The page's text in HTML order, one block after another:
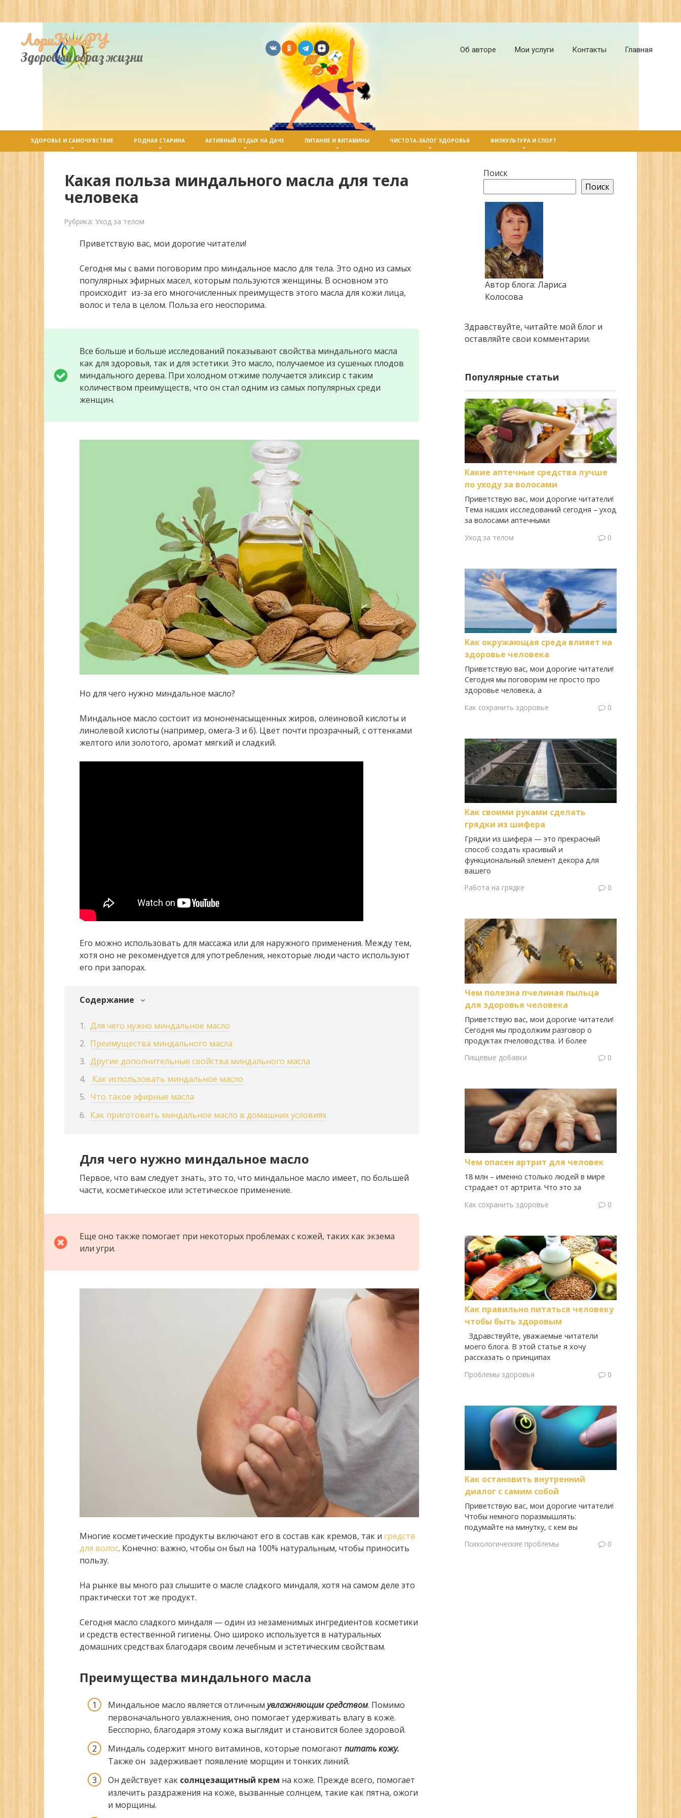
контентуЛориКел.РУ
Здоровый образ жизни Об авторе Мои услуги Контакты Главная
ЗДОРОВЬЕ И САМОЧУВСТВИЕ РОДНАЯ СТАРИНА АКТИВНЫЙ ОТДЫХ НА ДАЧЕ ПИТАНИЕ И ВИТАМИНЫ ЧИСТОТА-ЗАЛОГ ЗДОРОВЬЯ ФИЗКУЛЬТУРА И СПОРТ
Какая польза миндального масла для тела
человека
Рубрика: Уход за телом
Приветствую вас, мои дорогие читатели!
Сегодня мы с вами поговорим про миндальное масло для тела. Это одно из самых
популярных эфирных масел, которым пользуются женщины. В основном это
происходит из-за его многочисленных преимуществ этого масла для кожи лица,
волос и тела в целом. Польза его неоспорима.
Все больше и больше исследований показывают свойства миндального масла
как для здоровья, так и для эстетики. Это масло, получаемое из сушеных плодов
миндального дерева. При холодном отжиме получается эликсир с таким
количеством преимуществ, что он стал одним из самых популярных среди
женщин.
Но для чего нужно миндальное масло?
Миндальное масло состоит из мононенасыщенных жиров, олеиновой кислоты и
линолевой кислоты (например, омега-3 и 6). Цвет почти прозрачный, с оттенками
желтого или золотого, аромат мягкий и сладкий.
Его можно использовать для массажа или для наружного применения. Между тем,
хотя оно не рекомендуется для употребления, некоторые люди часто используют
его при запорах.
Содержание
Для чего нужно миндальное масло
Преимущества миндального масла
Другие дополнительные свойства миндального масла
Как использовать миндальное масло
Что такое эфирные масла
Как приготовить миндальное масло в домашних условиях
Для чего нужно миндальное масло
Первое, что вам следует знать, это то, что миндальное масло имеет, по большей
части, косметическое или эстетическое применение.
Еще оно также помогает при некоторых проблемах с кожей, таких как экзема
или угри.
Многие косметические продукты включают его в состав как кремов, так и средств
для волос. Конечно: важно, чтобы он был на 100% натуральным, чтобы приносить
пользу.
На рынке вы много раз слышите о масле сладкого миндаля, хотя на самом деле это
практически тот же продукт.
Сегодня масло сладкого миндаля — один из незаменимых ингредиентов косметики
и средств естественной гигиены. Оно широко используется в натуральных
домашних средствах благодаря своим лечебным и эстетическим свойствам.
Преимущества миндального масла
Миндальное масло является отличным увлажняющим средством. Помимо
первоначального увлажнения, оно помогает удерживать влагу в коже.
Бесспорно, благодаря этому кожа выглядит и становится более здоровой.
Миндаль содержит много витаминов, которые помогают питать кожу.
Также он задерживает появление морщин и тонких линий.
Он действует как солнцезащитный крем на коже. Прежде всего, помогает
излечить раздражения на коже, вызванные солнцем, такие как пятна, ожоги
и морщины.
Поиск
Поиск
Автор блога: Лариса
Колосова
Здравствуйте, читайте мой блог и
оставляйте свои комментарии.
Популярные статьи
Какие аптечные средства лучше
по уходу за волосами
Приветствую вас, мои дорогие читатели!
Тема наших исследований сегодня – уход
за волосами аптечными
Уход за телом
0
Как окружающая среда влияет на
здоровье человека
Приветствую вас, мои дорогие читатели!
Сегодня мы поговорим не просто про
здоровье человека, а
Как сохранить здоровье
0
Как своими руками сделать
грядки из шифера
Грядки из шифера — это прекрасный
способ создать красивый и
функциональный элемент декора для
вашего
Работа на грядке
0
Чем полезна пчелиная пыльца
для здоровья человека
Приветствую вас, мои дорогие читатели!
Сегодня мы продолжим разговор о
продуктах пчеловодства. И более
Пищевые добавки
0
Чем опасен артрит для человек
18 млн – именно столько людей в мире
страдает от артрита. Что это за
Как сохранить здоровье
0
Как правильно питаться человеку
чтобы быть здоровым
Здравствуйте, уважаемые читатели
моего блога. В этой статье я хочу
рассказать о принципах
Проблемы здоровья
0
Как остановить внутренний
диалог с самим собой
Приветствую вас, мои дорогие читатели!
Чтобы немного поразмышлять:
подумайте на минутку, с кем вы
Психологические проблемы
0